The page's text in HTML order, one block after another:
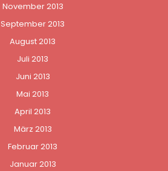
November 2013
September 2013
August 2013
Juli 2013
Juni 2013
Mai 2013
April 2013
März 2013
Februar 2013
Januar 2013